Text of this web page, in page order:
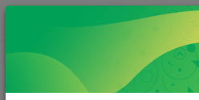
(Po-Pia, 8-17 hod.)